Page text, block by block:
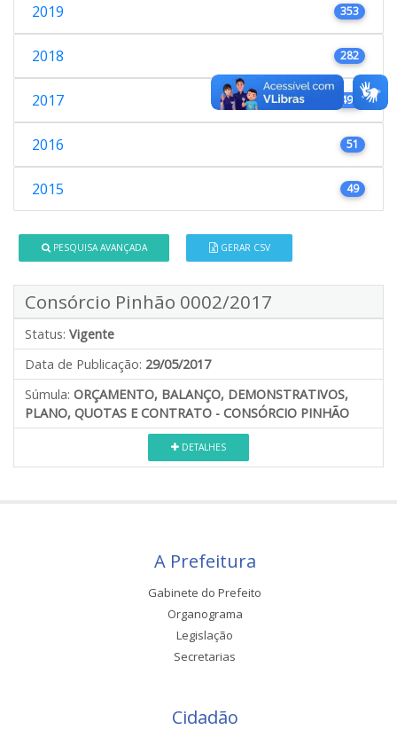
2019 353
2018 282
2017 491
2016 51
2015 49
PESQUISA AVANÇADA GERAR CSV
Consórcio Pinhão 0002/2017
Status: Vigente
Data de Publicação: 29/05/2017
Súmula: ORÇAMENTO, BALANÇO, DEMONSTRATIVOS,
PLANO, QUOTAS E CONTRATO - CONSÓRCIO PINHÃO
DETALHES
A Prefeitura
Gabinete do Prefeito
Organograma
Legislação
Secretarias
Cidadão